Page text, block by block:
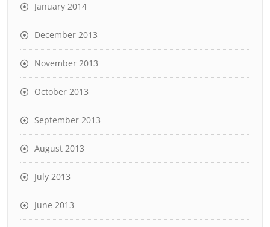
January 2014
December 2013
November 2013
October 2013
September 2013
August 2013
July 2013
June 2013